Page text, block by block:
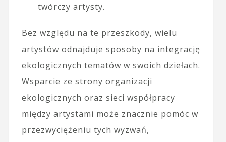
twórczy artysty.
Bez względu na te przeszkody, wielu
artystów odnajduje sposoby na integrację
ekologicznych tematów w swoich dziełach.
Wsparcie ze strony organizacji
ekologicznych oraz sieci współpracy
między artystami może znacznie pomóc w
przezwyciężeniu tych wyzwań,